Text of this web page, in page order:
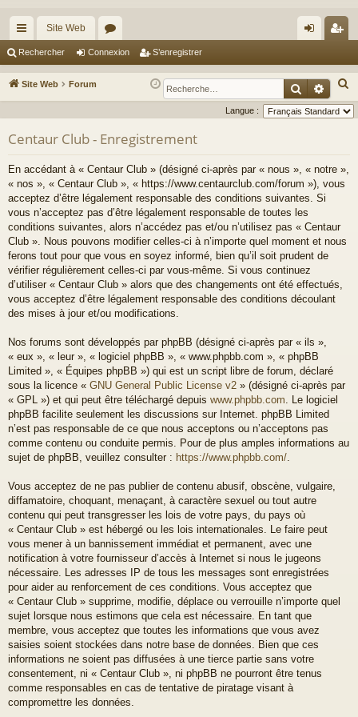
cc
ès
ra
Site Web
or
u
m
ne
xi
nr
eg
r
Rechercher Connexion S’enregistrer
Site Web Forum
e
c
Langue :
Centaur Club - Enregistrement
En accédant à « Centaur Club » (désigné ci-après par « nous », « notre »,
« nos », « Centaur Club », « https://www.centaurclub.com/forum »), vous
acceptez d’être légalement responsable des conditions suivantes. Si
vous n’acceptez pas d’être légalement responsable de toutes les
conditions suivantes, alors n’accédez pas et/ou n’utilisez pas « Centaur
Club ». Nous pouvons modifier celles-ci à n’importe quel moment et nous
ferons tout pour que vous en soyez informé, bien qu’il soit prudent de
vérifier régulièrement celles-ci par vous-même. Si vous continuez
d’utiliser « Centaur Club » alors que des changements ont été effectués,
vous acceptez d’être légalement responsable des conditions découlant
des mises à jour et/ou modifications.
Nos forums sont développés par phpBB (désigné ci-après par « ils »,
« eux », « leur », « logiciel phpBB », « www.phpbb.com », « phpBB
Limited », « Équipes phpBB ») qui est un script libre de forum, déclaré
sous la licence « GNU General Public License v2 » (désigné ci-après par
« GPL ») et qui peut être téléchargé depuis www.phpbb.com . Le logiciel
phpBB facilite seulement les discussions sur Internet. phpBB Limited
n’est pas responsable de ce que nous acceptons ou n’acceptons pas
comme contenu ou conduite permis. Pour de plus amples informations au
sujet de phpBB, veuillez consulter : https://www.phpbb.com/
Vous acceptez de ne pas publier de contenu abusif, obscène, vulgaire,
diffamatoire, choquant, menaçant, à caractère sexuel ou tout autre
contenu qui peut transgresser les lois de votre pays, du pays où
« Centaur Club » est hébergé ou les lois internationales. Le faire peut
vous mener à un bannissement immédiat et permanent, avec une
notification à votre fournisseur d’accès à Internet si nous le jugeons
nécessaire. Les adresses IP de tous les messages sont enregistrées
pour aider au renforcement de ces conditions. Vous acceptez que
« Centaur Club » supprime, modifie, déplace ou verrouille n’importe quel
sujet lorsque nous estimons que cela est nécessaire. En tant que
membre, vous acceptez que toutes les informations que vous avez
saisies soient stockées dans notre base de données. Bien que ces
informations ne soient pas diffusées à une tierce partie sans votre
consentement, ni « Centaur Club », ni phpBB ne pourront être tenus
comme responsables en cas de tentative de piratage visant à
compromettre les données.